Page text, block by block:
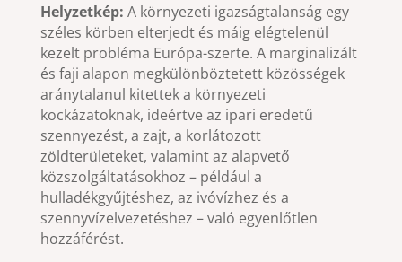
Helyzetkép: A környezeti igazságtalanság egy
széles körben elterjedt és máig elégtelenül
kezelt probléma Európa-szerte. A marginalizált
és faji alapon megkülönböztetett közösségek
aránytalanul kitettek a környezeti
kockázatoknak, ideértve az ipari eredetű
szennyezést, a zajt, a korlátozott
zöldterületeket, valamint az alapvető
közszolgáltatásokhoz – például a
hulladékgyűjtéshez, az ivóvízhez és a
szennyvízelvezetéshez – való egyenlőtlen
hozzáférést.